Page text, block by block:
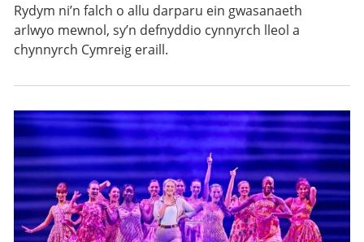
Rydym ni’n falch o allu darparu ein gwasanaeth
arlwyo mewnol, sy’n defnyddio cynnyrch lleol a
chynnyrch Cymreig eraill.